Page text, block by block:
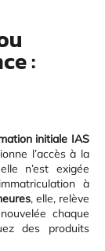
:
initiale IAS
l’accès à la
n’est exigée
à
, elle, relève
chaque
des produits